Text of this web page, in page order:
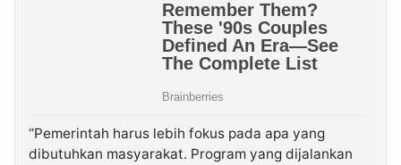
“Pemerintah harus lebih fokus pada apa yang
dibutuhkan masyarakat. Program yang dijalankan